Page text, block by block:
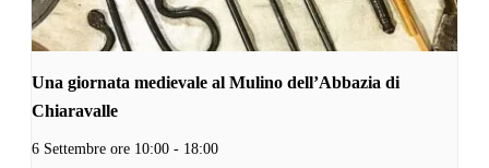
Una giornata medievale al Mulino dell’Abbazia di
Chiaravalle
6 Settembre ore 10:00 - 18:00